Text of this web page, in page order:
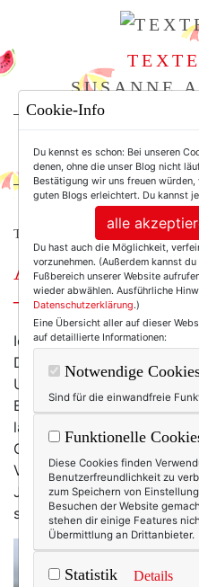
SUSANNE
For
TEXTERELLA PERSÖNLICH.
Afrika, ein
– und happy New
Ich wollte heute etwas
Der Beitrag spukt mir
Und für den 1. Januar fand
Ein Text über Mut und die
langjährige, vielleicht sogar
Glaubenssätze als falsch
Veränderungen, Pläne,
Jahr. Was man an einem
schreibt.
Cookie-Info
Du kennst es schon: Bei unseren
denen, ohne die unser Blog nicht
Bestätigung wir uns freuen
guten Blogs erleichtert. Du kannst
alle
Du hast auch die Möglichkeit,
vorzunehmen. (Außerdem kannst
Fußbereich unserer Website
wieder abwählen. Ausführliche
Datenschutzerklärung.)
Eine Übersicht aller auf dieser
auf detaillierte Informationen:
Notwendige
Sind für die einwandfreie
Funktionelle
Diese Cookies finden
Benutzerfreundlichkeit zu
zum Speichern von
Besuchen der Website
stehen dir einige Features
Übermittlung an Drittanbieter.
Statistik Details